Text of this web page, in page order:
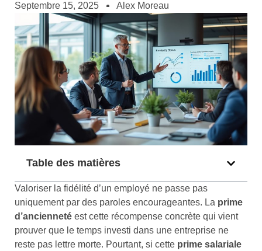
Septembre 15, 2025 Alex Moreau
Table des matières
Valoriser la fidélité d’un employé ne passe pas
uniquement par des paroles encourageantes. La prime
d’ancienneté est cette récompense concrète qui vient
prouver que le temps investi dans une entreprise ne
reste pas lettre morte. Pourtant, si cette prime salariale